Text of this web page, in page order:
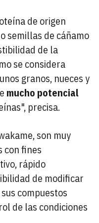
de origen
semillas de cáñamo
de la
se considera
granos, nueces y
mucho potencial
precisa.
son muy
con fines
rápido
de modificar
compuestos
de las condiciones